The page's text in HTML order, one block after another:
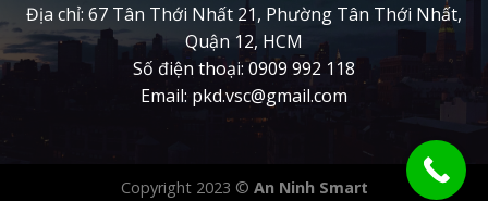
Địa chỉ: 67 Tân Thới Nhất 21, Phường Tân Thới Nhất,
Quận 12, HCM
Số điện thoại: 0909 992 118
Email: pkd.vsc@gmail.com
Copyright 2023 © An Ninh Smart